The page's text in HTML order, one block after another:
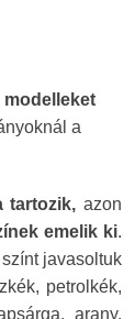
a
tartozik, azon
emelik ki.
javasoltuk
petrolkék,
arany.